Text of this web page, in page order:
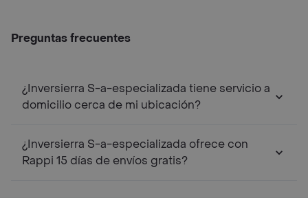
Preguntas frecuentes
¿Inversierra S-a-especializada tiene servicio a
domicilio cerca de mi ubicación?
¿Inversierra S-a-especializada ofrece con
Rappi 15 días de envíos gratis?